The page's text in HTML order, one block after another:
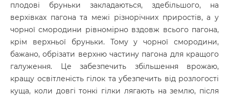
плодові бруньки закладаються, здебільшого, на
верхівках пагона та межі різнорічних приростів, а у
чорної смородини рівномірно вздовж всього пагона,
крім верхньої бруньки. Тому у чорної смородини,
бажано, обрізати верхню частину пагона для кращого
галуження. Це забезпечить збільшення врожаю,
кращу освітленість гілок та убезпечить від розлогості
куща, коли довгі тонкі гілки лягають на землю, після